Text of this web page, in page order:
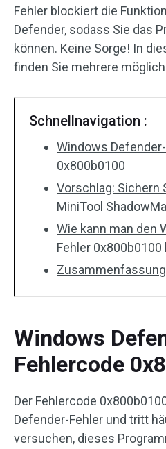
Fehler blockiert die
Defender, sodass Sie das
können. Keine Sorge! In
finden Sie mehrere
Schnellnavigation :
Windows
0x800b0100
Vorschlag: Sichern
MiniTool
Wie kann man den
Fehler 0x800b0100
Zusammenfassung
Windows
Fehlercode
Der Fehlercode
Defender-Fehler und tritt
versuchen, dieses